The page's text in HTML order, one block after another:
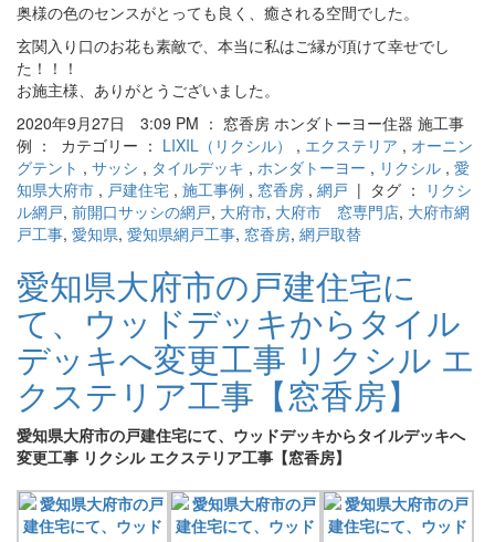
奥様の色のセンスがとっても良く、癒される空間でした。
玄関入り口のお花も素敵で、本当に私はご縁が頂けて幸せでし
た！！！
お施主様、ありがとうございました。
2020年9月27日 3:09 PM ： 窓香房 ホンダトーヨー住器 施工事
例 ： カテゴリー ： LIXIL（リクシル） , エクステリア , オーニン
グテント , サッシ , タイルデッキ , ホンダトーヨー , リクシル , 愛
知県大府市 , 戸建住宅 , 施工事例 , 窓香房 , 網戸 | タグ ：
リクシ
ル網戸, 前開口サッシの網戸, 大府市, 大府市 窓専門店, 大府市網
戸工事, 愛知県, 愛知県網戸工事, 窓香房, 網戸取替
愛知県大府市の戸建住宅に
て、ウッドデッキからタイル
デッキへ変更工事 リクシル エ
クステリア工事【窓香房】
愛知県大府市の戸建住宅にて、ウッドデッキからタイルデッキへ
変更工事 リクシル エクステリア工事【窓香房】